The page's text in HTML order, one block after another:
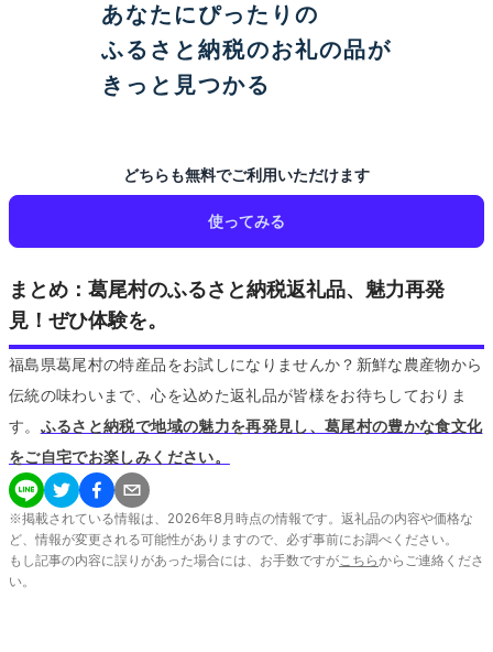
あなたにぴったりの
ふるさと納税のお礼の品が
きっと見つかる
どちらも無料でご利用いただけます
使ってみる
まとめ：葛尾村のふるさと納税返礼品、魅力再発
見！ぜひ体験を。
福島県葛尾村の特産品をお試しになりませんか？新鮮な農産物から
伝統の味わいまで、心を込めた返礼品が皆様をお待ちしておりま
す。 ふるさと納税で地域の魅力を再発見し、葛尾村の豊かな食文化
をご自宅でお楽しみください。
※掲載されている情報は、 2026年8 月時点の情報です。返礼品の内容や価格な
ど、情報が変更される可能性がありますので、必ず事前にお調べください。
もし記事の内容に誤りがあった場合には、お手数ですがこちらからご連絡くださ
い。